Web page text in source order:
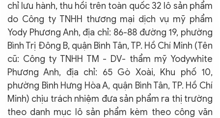
chỉ lưu hành, thu hồi trên toàn quốc 32 lô sản phẩm
do Công ty TNHH thương mại dịch vụ mỹ phẩm
Yody Phương Anh, địa chỉ: 86-88 đường 19, phường
Bình Trị Đông B, quận Bình Tân, TP. Hồ Chí Minh (Tên
cũ: Công ty TNHH TM - DV- thẩm mỹ Yodywhite
Phương Anh, địa chỉ: 65 Gò Xoài, Khu phố 10,
phường Bình Hưng Hòa A, quận Bình Tân, TP. Hồ Chí
Minh) chịu trách nhiệm đưa sản phẩm ra thị trường
theo danh mục lô sản phẩm kèm theo công văn